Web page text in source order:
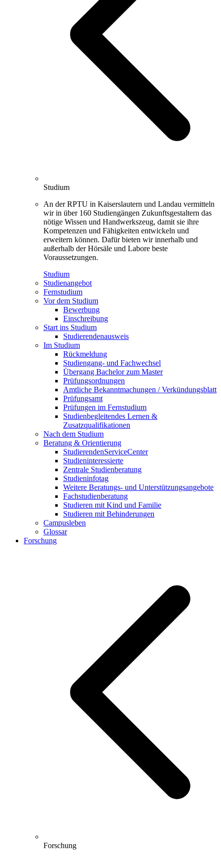
Studium
An der RPTU in Kaiserslautern und Landau vermitteln
wir in über 160 Studiengängen Zukunftsgestaltern das
nötige Wissen und Handwerkszeug, damit sie ihre
Kompetenzen und Fähigkeiten entwickeln und
erweitern können. Dafür bieten wir innerhalb und
außerhalb der Hörsäle und Labore beste
Voraussetzungen.
Studium
Studienangebot
Fernstudium
Vor dem Studium
Bewerbung
Einschreibung
Start ins Studium
Studierendenausweis
Im Studium
Rückmeldung
Studiengang- und Fachwechsel
Übergang Bachelor zum Master
Prüfungsordnungen
Amtliche Bekanntmachungen / Verkündungsblatt
Prüfungsamt
Prüfungen im Fernstudium
Studienbegleitendes Lernen &
Zusatzqualifikationen
Nach dem Studium
Beratung & Orientierung
StudierendenServiceCenter
Studieninteressierte
Zentrale Studienberatung
Studieninfotag
Weitere Beratungs- und Unterstützungsangebote
Fachstudienberatung
Studieren mit Kind und Familie
Studieren mit Behinderungen
Campusleben
Glossar
Forschung
Forschung